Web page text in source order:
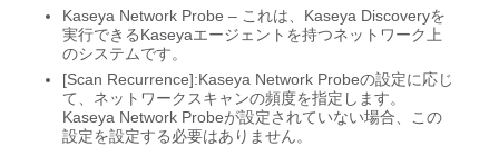
Kaseya Network Probe – これは、Kaseya Discoveryを
実行できるKaseyaエージェントを持つネットワーク上
のシステムです。
[Scan Recurrence]:Kaseya Network Probeの設定に応じ
て、ネットワークスキャンの頻度を指定します。
Kaseya Network Probeが設定されていない場合、この
設定を設定する必要はありません。